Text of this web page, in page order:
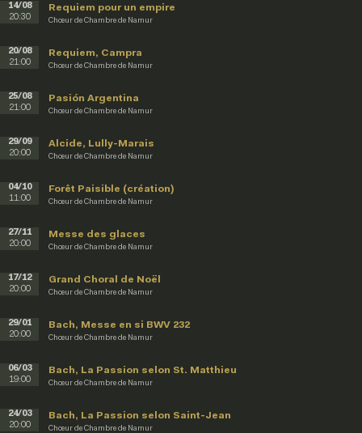
Requiem pour un empire
Chœur de Chambre de Namur
14/08
20:30
Requiem, Campra
Chœur de Chambre de Namur
20/08
21:00
Pasión Argentina
Chœur de Chambre de Namur
25/08
21:00
Alcide, Lully-Marais
Chœur de Chambre de Namur
29/09
20:00
Forêt Paisible (création)
Chœur de Chambre de Namur
04/10
11:00
Messe des glaces
Chœur de Chambre de Namur
27/11
20:00
Grand Choral de Noël
Chœur de Chambre de Namur
17/12
20:00
Bach, Messe en si BWV 232
Chœur de Chambre de Namur
29/01
20:00
Bach, La Passion selon St. Matthieu
Chœur de Chambre de Namur
06/03
19:00
Bach, La Passion selon Saint-Jean
Chœur de Chambre de Namur
24/03
20:00